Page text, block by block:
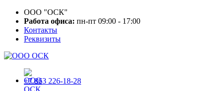
ООО "ОСК"
Работа офиса: пн-пт 09:00 - 17:00
Контакты
Реквизиты
+7 863 226-18-28